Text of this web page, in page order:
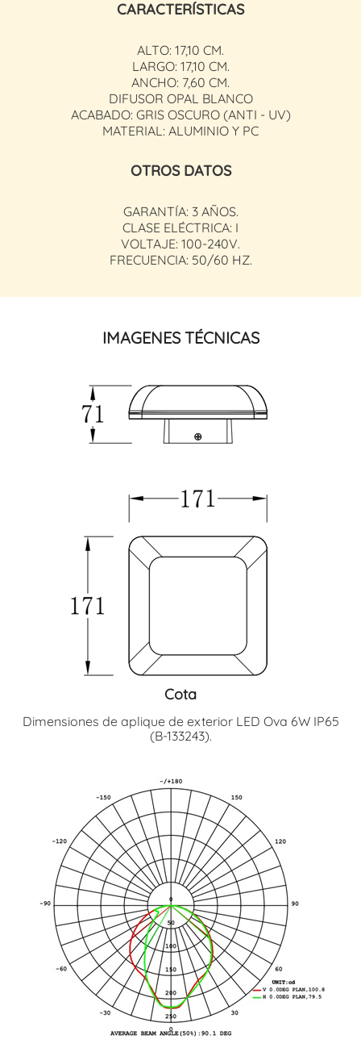
CARACTERÍSTICAS
ALTO: 17,10 CM.
LARGO: 17,10 CM.
ANCHO: 7,60 CM.
DIFUSOR OPAL BLANCO
ACABADO: GRIS OSCURO (ANTI - UV)
MATERIAL: ALUMINIO Y PC
OTROS DATOS
GARANTÍA: 3 AÑOS.
CLASE ELÉCTRICA: I
VOLTAJE: 100-240V.
FRECUENCIA: 50/60 HZ.
IMAGENES TÉCNICAS
Cota
Dimensiones de aplique de exterior LED Ova 6W IP65
(B-133243).